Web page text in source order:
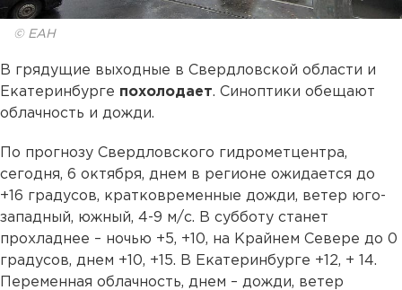
© ЕАН
В грядущие выходные в Свердловской области и
Екатеринбурге похолодает. Синоптики обещают
облачность и дожди.
По прогнозу Свердловского гидрометцентра,
сегодня, 6 октября, днем в регионе ожидается до
+16 градусов, кратковременные дожди, ветер юго-
западный, южный, 4-9 м/с. В субботу станет
прохладнее – ночью +5, +10, на Крайнем Севере до 0
градусов, днем +10, +15. В Екатеринбурге +12, + 14.
Переменная облачность, днем – дожди, ветер